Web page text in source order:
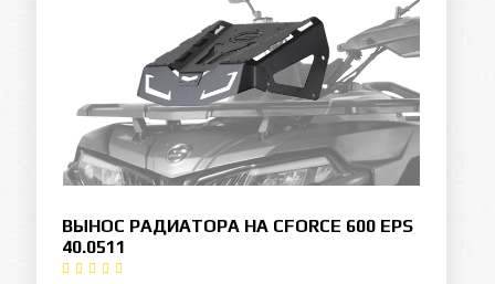
ВЫНОС РАДИАТОРА НА CFORCE 600 EPS
40.0511